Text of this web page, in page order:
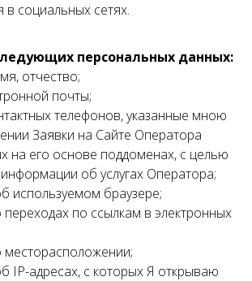
социальных сетях.
персональных данных:
отчество;
почты;
телефонов, указанные мною
Заявки на Сайте Оператора
на его основе поддоменах, с целью
об услугах Оператора;
используемом браузере;
переходах по ссылкам в электронных
месторасположении;
IP-адресах, с которых Я открываю